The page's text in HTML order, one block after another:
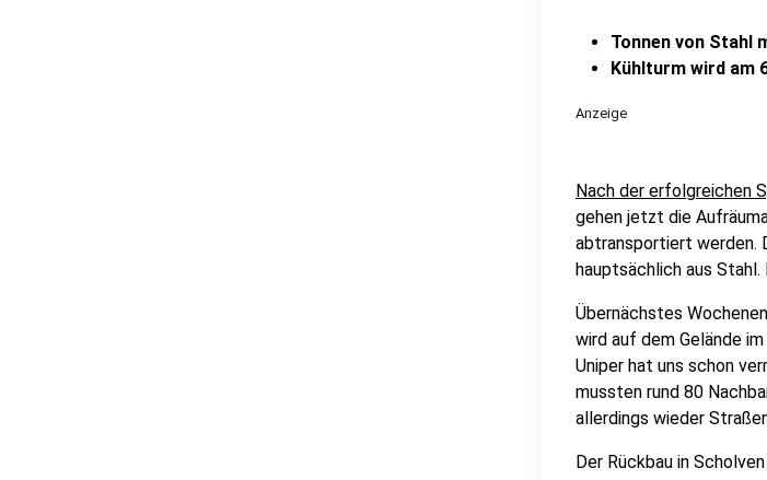
Tonnen von Stahl
Kühlturm wird am
Anzeige
Nach der erfolgreichen
gehen jetzt die
abtransportiert werden.
hauptsächlich aus
Übernächstes
wird auf dem Gelände
Uniper hat uns schon
mussten rund 80
allerdings wieder
Der Rückbau in